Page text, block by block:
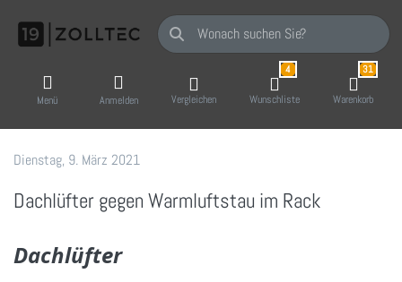
Geben Sie einen Suchbegriff ein. Während
Menü Anmelden Vergleichen
4
Wunschliste
31
Warenkorb
Dienstag, 9. März 2021
19 Zoll-Tec GmbH
Dachlüfter gegen Warmluftstau im Rack
Dachlüfter